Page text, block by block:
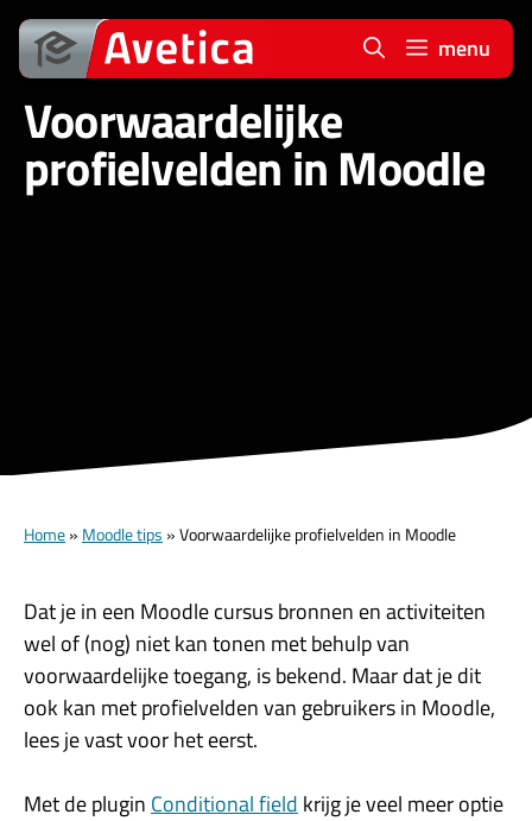
Ga
naar
de
inhoud
menu
Voorwaardelijke
profielvelden in Moodle
Home» Moodle tips »Voorwaardelijke profielvelden in Moodle
Dat je in een Moodle cursus bronnen en activiteiten
wel of (nog) niet kan tonen met behulp van
voorwaardelijke toegang, is bekend. Maar dat je dit
ook kan met profielvelden van gebruikers in Moodle,
lees je vast voor het eerst.
Met de plugin Conditional field krijg je veel meer optie